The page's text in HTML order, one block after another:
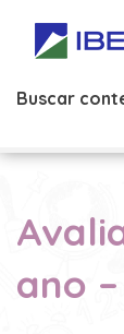
Buscar
ano